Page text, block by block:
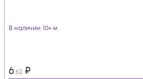
В наличии: 10+ м
6,62 ₽